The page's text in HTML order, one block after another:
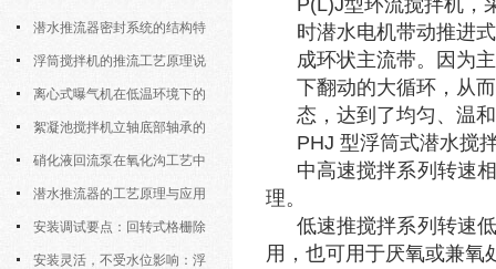
潜水推流器密封系统的结构特
点与渗漏故障处理
浮筒搅拌机的推流工艺原理说
明 离心式曝气机在低温环境下的
运行特性与防冻措施
絮凝池搅拌机立轴底部轴承的
密封防水与免维护设计
硝化液回流泵在氧化沟工艺中
的布置位置对回流效果的影响
潜水推流器的工艺原理与应用
逻辑安装调试要点：回转式格栅除
污机的土建配合要求与水平度校准
安装灵活，不受水位影响：浮
P(L)J型环流搅拌机，
时潜水电机带动推进
成环状主流带。因为
下翻动的大循环，从
态，达到了均匀、温
PHJ 型浮筒式潜水搅
中高速搅拌系列转速
理。
低速推搅拌系列转速
用，也可用于厌氧或兼氧